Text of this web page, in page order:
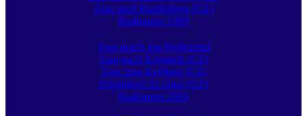
Tour nach Kupferberg (CZ)
Radtouren 1999
Tour durch das Preßnitztal
Tour nach Klösterle (CZ)
Tour zum Keilberg (CZ)
Erzgebirge 2x Quer (CZ)
Radtouren 2000